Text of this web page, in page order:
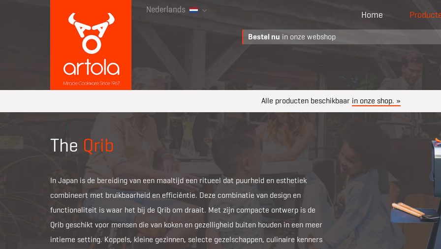
Nederlands Home
Bestel nu in onze webshop
Alle producten beschikbaar in onze shop. »
The Qrib
In Japan is de bereiding van een maaltijd een ritueel dat puurheid en esthetiek
combineert met bruikbaarheid en efficiëntie. Deze combinatie van design en
functionaliteit is waar het bij de Qrib om draait. Met zijn compacte ontwerp is de
Qrib geschikt voor mensen die van koken en gezelligheid buiten houden in een meer
intieme setting. Koppels, kleine gezinnen, selecte gezelschappen, culinaire kenners